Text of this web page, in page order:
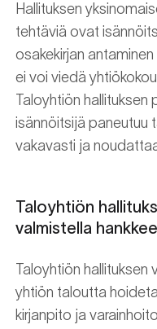
Hallituksen
tehtäviä ovat
osakekirjan
ei voi viedä
Taloyhtiön
isännöitsijä paneutuu
vakavasti ja
Taloyhtiön
valmistella
Taloyhtiön
yhtiön taloutta
kirjanpito ja